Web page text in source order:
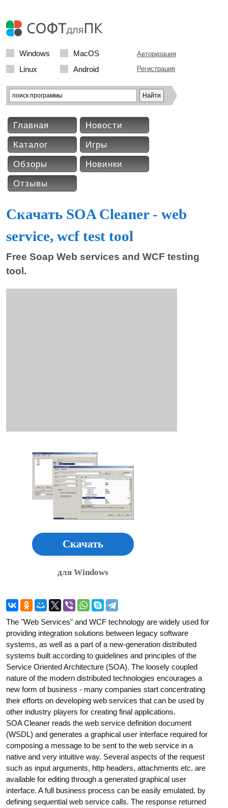
Windows
MacOS
Linux
Android
Авторизация
Регистрация
Главная
Новости
Каталог
Игры
Обзоры
Новинки
Отзывы
Скачать SOA Cleaner - web
service, wcf test tool
Free Soap Web services and WCF testing
tool.
Скачать
для Windows
The "Web Services" and WCF technology are widely used for
providing integration solutions between legacy software
systems, as well as a part of a new-generation distributed
systems built according to guidelines and principles of the
Service Oriented Architecture (SOA). The loosely coupled
nature of the modern distributed technologies encourages a
new form of business - many companies start concentrating
their efforts on developing web services that can be used by
other industry players for creating final applications.
SOA Cleaner reads the web service definition document
(WSDL) and generates a graphical user interface required for
composing a message to be sent to the web service in a
native and very intuitive way. Several aspects of the request
such as input arguments, http headers, attachments etc. are
available for editing through a generated graphical user
interface. A full business process can be easily emulated, by
defining sequential web service calls. The response returned